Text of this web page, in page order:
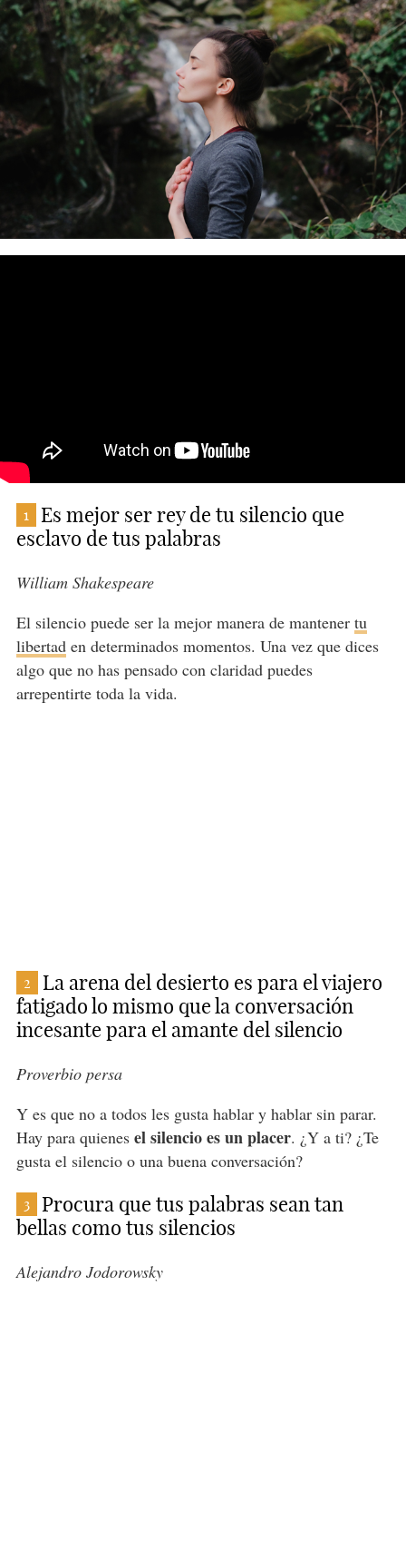
1
Es mejor ser rey de tu silencio que
esclavo de tus palabras
William Shakespeare
El silencio puede ser la mejor manera de mantener tu
libertaden determinados momentos. Una vez que dices
algo que no has pensado con claridad puedes
arrepentirte toda la vida.
2
La arena del desierto es para el viajero
fatigado lo mismo que la conversación
incesante para el amante del silencio
Proverbio persa
Y es que no a todos les gusta hablar y hablar sin parar.
Hay para quienes el silencio es un placer. ¿Y a ti? ¿Te
gusta el silencio o una buena conversación?
3
Procura que tus palabras sean tan
bellas como tus silencios
Alejandro Jodorowsky